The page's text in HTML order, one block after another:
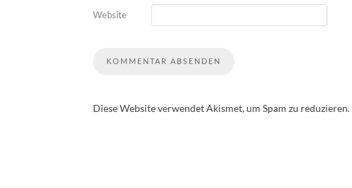
Website
Diese Website verwendet Akismet, um Spam zu reduzieren.